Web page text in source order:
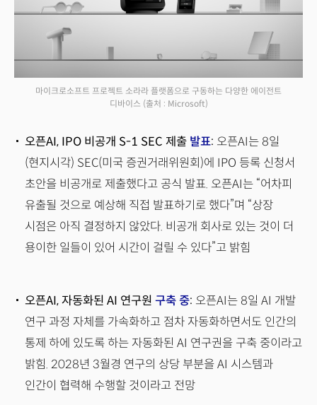
마이크로소프트 프로젝트 소라라 플랫폼으로 구동하는 다양한 에이전트
디바이스 (출처 : Microsoft)
오픈AI, IPO 비공개 S-1 SEC 제출 발표: 오픈AI는 8일
(현지시각) SEC(미국 증권거래위원회)에 IPO 등록 신청서
초안을 비공개로 제출했다고 공식 발표. 오픈AI는 “어차피
유출될 것으로 예상해 직접 발표하기로 했다”며 “상장
시점은 아직 결정하지 않았다. 비공개 회사로 있는 것이 더
용이한 일들이 있어 시간이 걸릴 수 있다”고 밝힘
오픈AI, 자동화된 AI 연구원 구축 중: 오픈AI는 8일 AI 개발
연구 과정 자체를 가속화하고 점차 자동화하면서도 인간의
통제 하에 있도록 하는 자동화된 AI 연구권을 구축 중이라고
밝힘. 2028년 3월경 연구의 상당 부분을 AI 시스템과
인간이 협력해 수행할 것이라고 전망